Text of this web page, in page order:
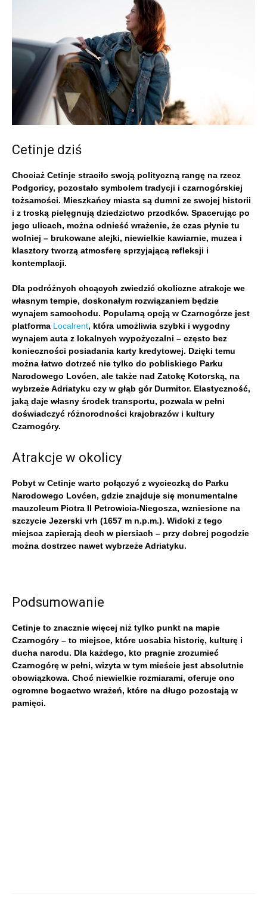
Cetinje dziś
Chociaż Cetinje straciło swoją polityczną rangę na rzecz
Podgoricy, pozostało symbolem tradycji i czarnogórskiej
tożsamości. Mieszkańcy miasta są dumni ze swojej historii
i z troską pielęgnują dziedzictwo przodków. Spacerując po
jego ulicach, można odnieść wrażenie, że czas płynie tu
wolniej – brukowane alejki, niewielkie kawiarnie, muzea i
klasztory tworzą atmosferę sprzyjającą refleksji i
kontemplacji.
Dla podróżnych chcących zwiedzić okoliczne atrakcje we
własnym tempie, doskonałym rozwiązaniem będzie
wynajem samochodu. Popularną opcją w Czarnogórze jest
platforma Localrent, która umożliwia szybki i wygodny
wynajem auta z lokalnych wypożyczalni – często bez
konieczności posiadania karty kredytowej. Dzięki temu
można łatwo dotrzeć nie tylko do pobliskiego Parku
Narodowego Lovćen, ale także nad Zatokę Kotorską, na
wybrzeże Adriatyku czy w głąb gór Durmitor. Elastyczność,
jaką daje własny środek transportu, pozwala w pełni
doświadczyć różnorodności krajobrazów i kultury
Czarnogóry.
Atrakcje w okolicy
Pobyt w Cetinje warto połączyć z wycieczką do Parku
Narodowego Lovćen, gdzie znajduje się monumentalne
mauzoleum Piotra II Petrowicia-Niegosza, wzniesione na
szczycie Jezerski vrh (1657 m n.p.m.). Widoki z tego
miejsca zapierają dech w piersiach – przy dobrej pogodzie
można dostrzec nawet wybrzeże Adriatyku.
Podsumowanie
Cetinje to znacznie więcej niż tylko punkt na mapie
Czarnogóry – to miejsce, które uosabia historię, kulturę i
ducha narodu. Dla każdego, kto pragnie zrozumieć
Czarnogórę w pełni, wizyta w tym mieście jest absolutnie
obowiązkowa. Choć niewielkie rozmiarami, oferuje ono
ogromne bogactwo wrażeń, które na długo pozostają w
pamięci.